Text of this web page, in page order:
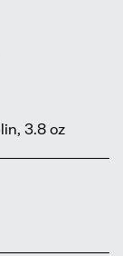
3.8 oz